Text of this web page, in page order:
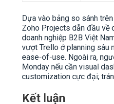
Dựa vào bảng so sánh
Zoho Projects dẫn đầu về
doanh nghiệp B2B Việt
vượt Trello ở planning sâu
ease-of-use. Ngoài ra,
Monday nếu cần visual
customization cực đại;
Kết luận